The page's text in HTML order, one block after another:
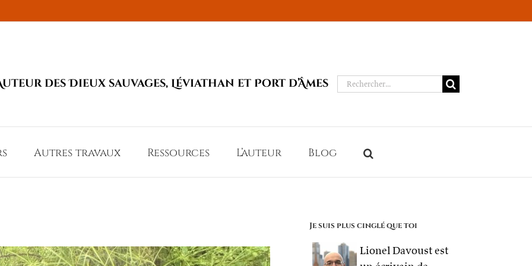
des Dieux sauvages, Léviathan et Port d’Âmes Rechercher:
Autres travaux Ressources L’auteur Blog
Je suis plus cinglé que toi
Lionel Davoust est